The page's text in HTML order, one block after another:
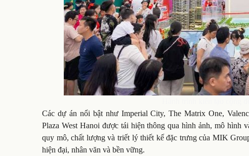
Các dự án nổi bật như Imperial City, The Matrix One,
Plaza West Hanoi được tái hiện thông qua hình ảnh, mô hình
quy mô, chất lượng và triết lý thiết kế đặc trưng của MIK
hiện đại, nhân văn và bền vững.